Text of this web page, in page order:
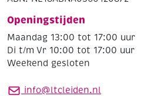
Openingstijden
Maandag 13:00 tot 17:00 uur
Di t/m Vr 10:00 tot 17:00 uur
Weekend gesloten
info@ltcleiden.nl